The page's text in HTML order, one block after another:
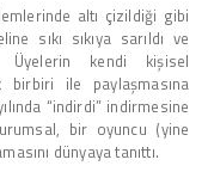
altı çizildiği gibi
sıkı sıkıya sarıldı ve
kendi kişisel
birbiri ile paylaşmasına
“indirdi” indirmesine
bir oyuncu (yine
dünyaya tanıttı.